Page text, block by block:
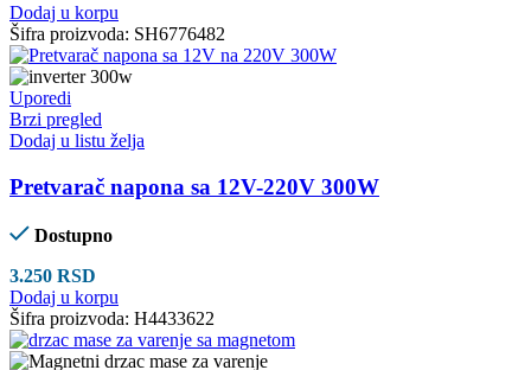
Dodaj u korpu
Šifra proizvoda: SH6776482
Uporedi
Brzi pregled
Dodaj u listu želja
Pretvarač napona sa 12V-220V 300W
Dostupno
3.250 RSD
Dodaj u korpu
Šifra proizvoda: H4433622